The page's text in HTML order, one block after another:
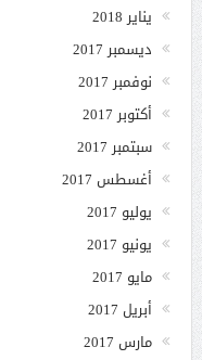
يناير 2018
ديسمبر 2017
نوفمبر 2017
أكتوبر 2017
سبتمبر 2017
أغسطس 2017
يوليو 2017
يونيو 2017
مايو 2017
أبريل 2017
مارس 2017